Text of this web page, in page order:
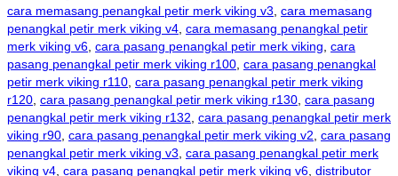
cara memasang penangkal petir merk viking v3 cara memasang
penangkal petir merk viking v4 cara memasang penangkal petir
merk viking v6 cara pasang penangkal petir merk viking cara
pasang penangkal petir merk viking r100 cara pasang penangkal
petir merk viking r110 cara pasang penangkal petir merk viking
r120 cara pasang penangkal petir merk viking r130 cara pasang
penangkal petir merk viking r132 cara pasang penangkal petir merk
viking r90 cara pasang penangkal petir merk viking v2 cara pasang
penangkal petir merk viking v3 cara pasang penangkal petir merk
viking v4 cara pasang penangkal petir merk viking v6 distributor